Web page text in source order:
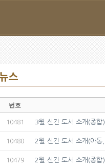
스
번호
10481 3월 신간 도서 소개(종합
10480 2월 신간 도서 소개(아동
10479 2월 신간 도서 소개(종합